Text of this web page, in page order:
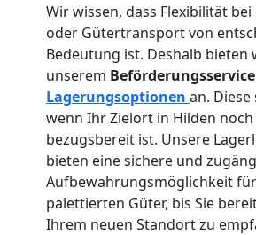
Wir wissen, dass Flexibilität
oder Gütertransport von
Bedeutung ist. Deshalb bieten
unserem Beförderungsservice
Lagerungsoptionen an. Diese
wenn Ihr Zielort in Hilden
bezugsbereit ist. Unsere
bieten eine sichere und
Aufbewahrungsmöglichkeit
palettierten Güter, bis Sie
Ihrem neuen Standort zu